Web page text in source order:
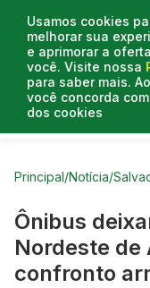
Usamos cookies
melhorar sua
e aprimorar a
você. Visite nossa
para saber mais.
você concorda
dos cookies
Curtas do Poder
Principal/Notícia/
Ônibus
Nordeste de
confronto